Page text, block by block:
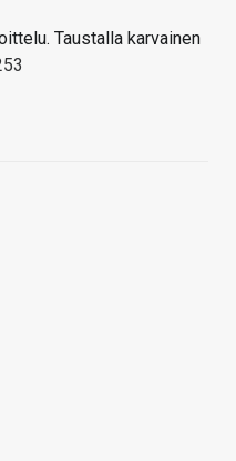
Taustalla karvainen